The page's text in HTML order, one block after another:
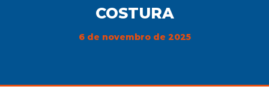
COSTURA
6 de novembro de 2025